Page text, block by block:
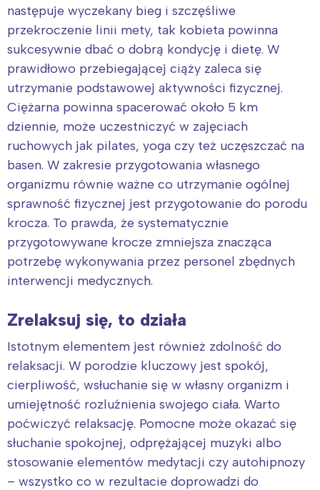
następuje wyczekany bieg i szczęśliwe
przekroczenie linii mety, tak kobieta powinna
sukcesywnie dbać o dobrą kondycję i dietę. W
prawidłowo przebiegającej ciąży zaleca się
utrzymanie podstawowej aktywności fizycznej.
Ciężarna powinna spacerować około 5 km
dziennie, może uczestniczyć w zajęciach
ruchowych jak pilates, yoga czy też uczęszczać na
basen. W zakresie przygotowania własnego
organizmu równie ważne co utrzymanie ogólnej
sprawność fizycznej jest przygotowanie do porodu
krocza. To prawda, że systematycznie
przygotowywane krocze zmniejsza znacząca
potrzebę wykonywania przez personel zbędnych
interwencji medycznych.
Zrelaksuj się, to działa
Istotnym elementem jest również zdolność do
relaksacji. W porodzie kluczowy jest spokój,
cierpliwość, wsłuchanie się w własny organizm i
umiejętność rozluźnienia swojego ciała. Warto
poćwiczyć relaksację. Pomocne może okazać się
słuchanie spokojnej, odprężającej muzyki albo
stosowanie elementów medytacji czy autohipnozy
– wszystko co w rezultacie doprowadzi do
Interesują mnie wydarzenia z
Warszawa
Łódź
Trójmiasto
Poznań
Wrocław
Śląsk
Kraków
Południe
Północ
Wszystkie
Wybieram